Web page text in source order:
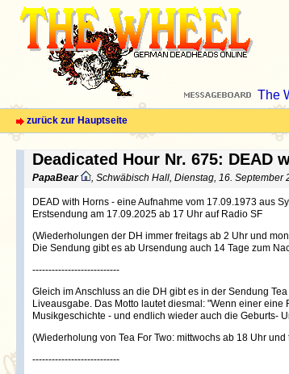
The
zurück zur Hauptseite
Deadicated Hour Nr. 675: DEAD
PapaBear , Schwäbisch Hall, Dienstag, 16. September
DEAD with Horns - eine Aufnahme vom 17.09.1973 aus
Erstsendung am 17.09.2025 ab 17 Uhr auf Radio SF
(Wiederholungen der DH immer freitags ab 2 Uhr und
Die Sendung gibt es ab Ursendung auch 14 Tage zum
---------------------------
Gleich im Anschluss an die DH gibt es in der Sendung
Liveausgabe. Das Motto lautet diesmal: "Wenn einer
Musikgeschichte - und endlich wieder auch die Geburts-
(Wiederholung von Tea For Two: mittwochs ab 18 Uhr und
---------------------------